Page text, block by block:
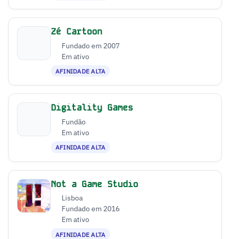
Zé Cartoon
Fundado em 2007
Em ativo
AFINIDADE ALTA
Digitality Games
Fundão
Em ativo
AFINIDADE ALTA
Not a Game Studio
Lisboa
Fundado em 2016
Em ativo
AFINIDADE ALTA